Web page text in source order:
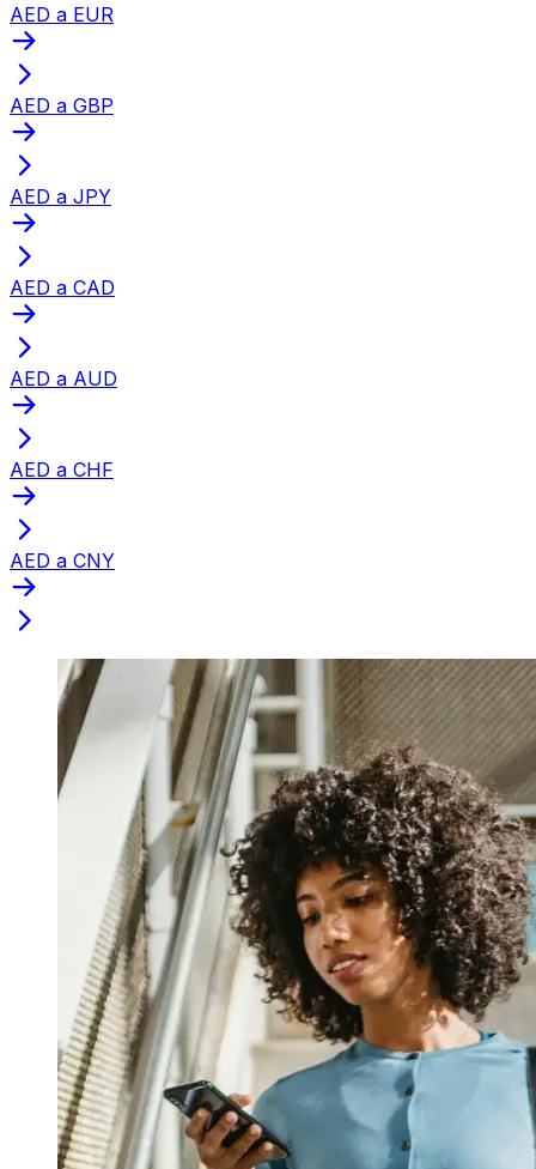
AED a EUR
AED a GBP
AED a JPY
AED a CAD
AED a AUD
AED a CHF
AED a CNY